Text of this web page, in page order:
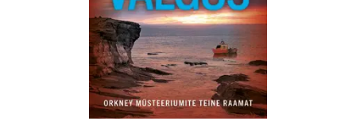
Tehnika (6)
Telekommunikatsioon (9)
Tervis (147)
Transport (8)
Ulme ja fantaasia (244)